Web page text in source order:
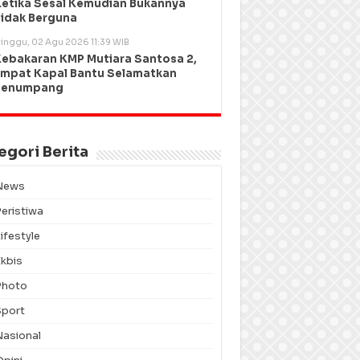
Sesal Kemudian Bukannya
Berguna
02 Agu 2026 11:39 WIB
KMP Mutiara Santosa 2,
Kapal Bantu Selamatkan
Berita